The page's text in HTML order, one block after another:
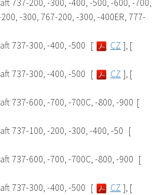
737-200, -300, -400, -500, -600, -700,
-300, 767-200, -300, -400ER, 777-
737-300, -400, -500 [
CZ ], [
737-300, -400, -500 [
CZ ], [
737-600, -700, -700C, -800, -900 [
737-100, -200, -300, -400, -50 [
737-600, -700, -700C, -800, -900 [
737-300, -400, -500 [
CZ ], [